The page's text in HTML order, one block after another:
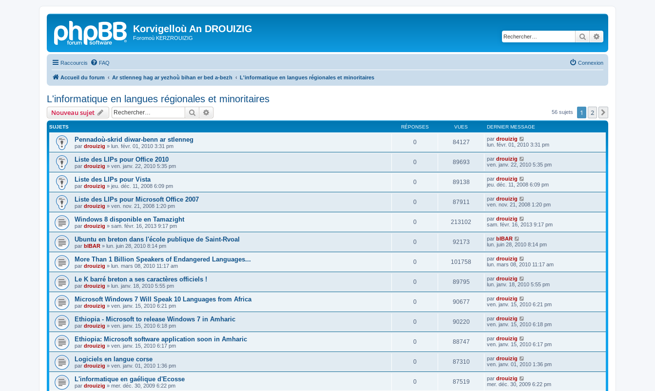
Korvigelloù An DROUIZIG
Foromoù KERZROUIZIG Rechercher
Raccourcis FAQ Connexion
Accueil du forum Ar stlenneg hag ar yezhoù bihan er bed a-bezh L'informatique en langues régionales et minoritaires
L'informatique en langues régionales et minoritaires
Nouveau sujet Rechercher 56 sujets 1 2
SUJETS RÉPONSES VUES DERNIER MESSAGE
Pennadoù-skrid diwar-benn ar stlenneg
par drouizig » lun. févr. 01, 2010 3:31 pm
0 84127 par drouizig
lun. févr. 01, 2010 3:31 pm
Liste des LIPs pour Office 2010
par drouizig » ven. janv. 22, 2010 5:35 pm
0 89693 par drouizig
ven. janv. 22, 2010 5:35 pm
Liste des LIPs pour Vista
par drouizig » jeu. déc. 11, 2008 6:09 pm
0 89138 par drouizig
jeu. déc. 11, 2008 6:09 pm
Liste des LIPs pour Microsoft Office 2007
par drouizig » ven. nov. 21, 2008 1:20 pm
0 87911 par drouizig
ven. nov. 21, 2008 1:20 pm
Windows 8 disponible en Tamazight
par drouizig » sam. févr. 16, 2013 9:17 pm
0 213102 par drouizig
sam. févr. 16, 2013 9:17 pm
Ubuntu en breton dans l'école publique de Saint-Rvoal
par bIBAR » lun. juin 28, 2010 8:14 pm
0 92173 par bIBAR
lun. juin 28, 2010 8:14 pm
More Than 1 Billion Speakers of Endangered Languages...
par drouizig » lun. mars 08, 2010 11:17 am
0 101758 par drouizig
lun. mars 08, 2010 11:17 am
Le K barré breton a ses caractères officiels !
par drouizig » lun. janv. 18, 2010 5:55 pm
0 89795 par drouizig
lun. janv. 18, 2010 5:55 pm
Microsoft Windows 7 Will Speak 10 Languages from Africa
par drouizig » ven. janv. 15, 2010 6:21 pm
0 90677 par drouizig
ven. janv. 15, 2010 6:21 pm
Ethiopia - Microsoft to release Windows 7 in Amharic
par drouizig » ven. janv. 15, 2010 6:18 pm
0 90220 par drouizig
ven. janv. 15, 2010 6:18 pm
Ethiopia: Microsoft software application soon in Amharic
par drouizig » ven. janv. 15, 2010 6:17 pm
0 88747 par drouizig
ven. janv. 15, 2010 6:17 pm
Logiciels en langue corse
par drouizig » ven. janv. 01, 2010 1:36 pm
0 87310 par drouizig
ven. janv. 01, 2010 1:36 pm
L'informatique en gaélique d'Ecosse
par drouizig » mer. déc. 30, 2009 6:22 pm
0 87519 par drouizig
mer. déc. 30, 2009 6:22 pm